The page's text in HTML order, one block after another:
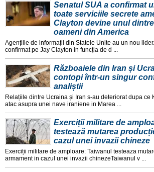
Senatul SUA a confirmat
toate serviciile secrete
Clayton devine unul
oameni din America
Agențiile de informații din Statele Unite au un nou
confirmat pe Jay Clayton in funcția de d ...
Războaiele din Iran și
contopi într-un singur
analiștii
Relațiile dintre Ucraina și Iran s-au deteriorat dupa ce
atac asupra unei nave iraniene in Marea ...
Exerciții militare de
testează mutarea
cazul unei invazii chineze
Exerciții militare de amploare: Taiwanul testeaza
armament in cazul unei invazii chinezeTaiwanul v ...